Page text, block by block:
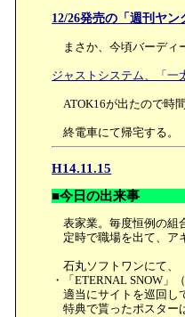
12/26発売の「週刊ヤ
まさか、今頃バーディ
ジャストシステム、「一
ATOK16が出たので時
終電車にて帰宅する。
H14.11.15
■今日の出来事
表家業。毎度恒例の組
定時で職場を出て、ア
石丸ソフトワンにて、
・「ETERNAL SNOW」
適当にサイトを巡回し
特典で貰ったポスター